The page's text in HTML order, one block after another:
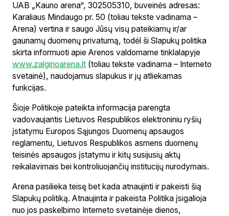
UAB „Kauno arena“, 302505310, buveinės adresas:
Karaliaus Mindaugo pr. 50 (toliau tekste vadinama –
Arena) vertina ir saugo Jūsų visų pateikiamų ir/ar
gaunamų duomenų privatumą, todėl ši Slapukų politika
skirta informuoti apie Arenos valdomame tinklalapyje
www.zalgirioarena.lt(toliau tekste vadinama – Interneto
svetainė), naudojamus slapukus ir jų atliekamas
funkcijas.
Šioje Politikoje pateikta informacija parengta
vadovaujantis Lietuvos Respublikos elektroniniu ryšių
įstatymu Europos Sąjungos Duomenų apsaugos
reglamentu, Lietuvos Respublikos asmens duomenų
teisinės apsaugos įstatymu ir kitų susijusių aktų
reikalavimais bei kontroliuojančių institucijų nurodymais.
Arena pasilieka teisę bet kada atnaujinti ir pakeisti šią
Slapukų politiką. Atnaujinta ir pakeista Politika įsigalioja
nuo jos paskelbimo Interneto svetainėje dienos,